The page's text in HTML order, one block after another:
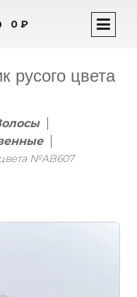
0 ₽
русого цвета
№AB607